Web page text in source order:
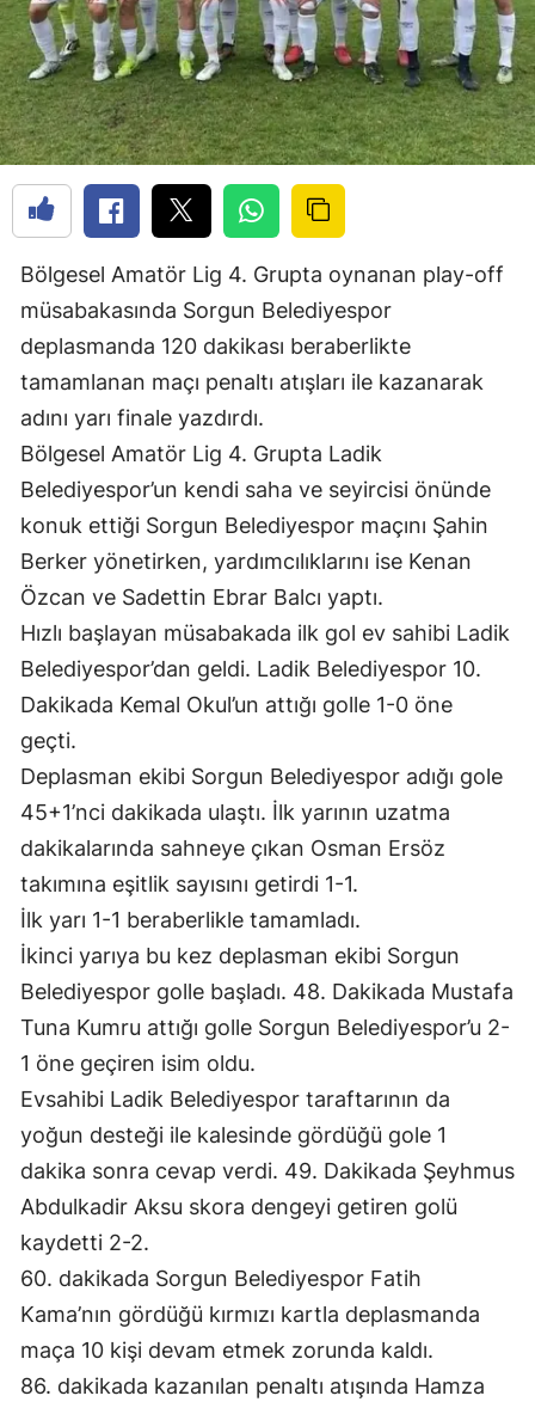
Bölgesel Amatör Lig 4. Grupta oynanan play-off
müsabakasında Sorgun Belediyespor
deplasmanda 120 dakikası beraberlikte
tamamlanan maçı penaltı atışları ile kazanarak
adını yarı finale yazdırdı.
Bölgesel Amatör Lig 4. Grupta Ladik
Belediyespor’un kendi saha ve seyircisi önünde
konuk ettiği Sorgun Belediyespor maçını Şahin
Berker yönetirken, yardımcılıklarını ise Kenan
Özcan ve Sadettin Ebrar Balcı yaptı.
Hızlı başlayan müsabakada ilk gol ev sahibi Ladik
Belediyespor’dan geldi. Ladik Belediyespor 10.
Dakikada Kemal Okul’un attığı golle 1-0 öne
geçti.
Deplasman ekibi Sorgun Belediyespor adığı gole
45+1’nci dakikada ulaştı. İlk yarının uzatma
dakikalarında sahneye çıkan Osman Ersöz
takımına eşitlik sayısını getirdi 1-1.
İlk yarı 1-1 beraberlikle tamamladı.
İkinci yarıya bu kez deplasman ekibi Sorgun
Belediyespor golle başladı. 48. Dakikada Mustafa
Tuna Kumru attığı golle Sorgun Belediyespor’u 2-
1 öne geçiren isim oldu.
Evsahibi Ladik Belediyespor taraftarının da
yoğun desteği ile kalesinde gördüğü gole 1
dakika sonra cevap verdi. 49. Dakikada Şeyhmus
Abdulkadir Aksu skora dengeyi getiren golü
kaydetti 2-2.
60. dakikada Sorgun Belediyespor Fatih
Kama’nın gördüğü kırmızı kartla deplasmanda
maça 10 kişi devam etmek zorunda kaldı.
86. dakikada kazanılan penaltı atışında Hamza